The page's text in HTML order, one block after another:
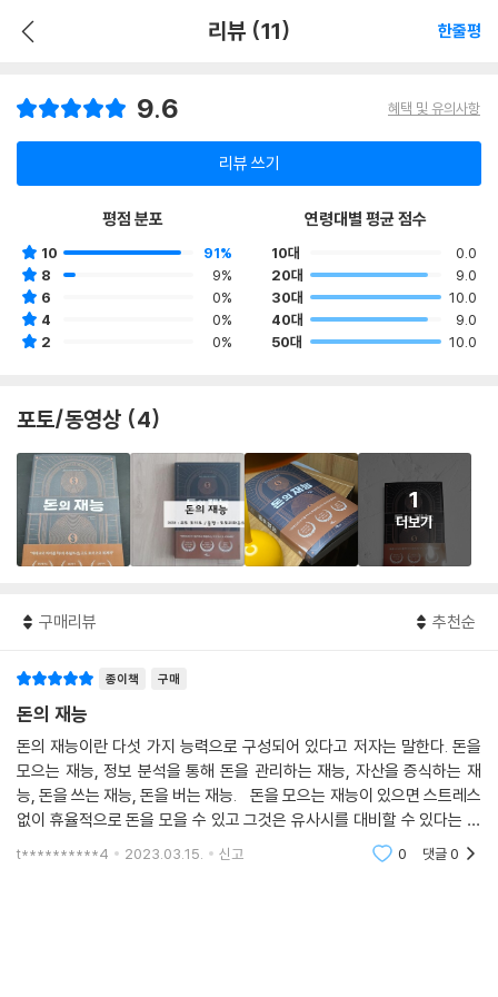
리뷰 (11) 한줄평
9.6 혜택 및 유의사항
리뷰 쓰기
평점 분포
10
91%
8
9%
6
0%
4
0%
2
0%
연령대별 평균 점수
10대
0.0
20대
9.0
30대
10.0
40대
9.0
50대
10.0
포토/동영상 (4)
1
더보기
구매리뷰 추천순
종이책 구매
돈의 재능
돈의 재능이란 다섯 가지 능력으로 구성되어 있다고 저자는 말한다. 돈을
모으는 재능, 정보 분석을 통해 돈을 관리하는 재능, 자산을 증식하는 재
능, 돈을 쓰는 재능, 돈을 버는 재능. 돈을 모으는 재능이 있으면 스트레스
없이 휴율적으로 돈을 모을 수 있고 그것은 유사시를 대비할 수 있다는 뜻
이며 기회가 왔을 때 그 기회를 잡을 수 있는 마음을 여유를 갖게 된다. 정
t**********4 2023.03.15. 신고 0 댓글0